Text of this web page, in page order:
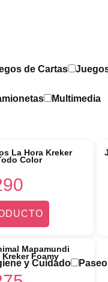
de Cartas
Multimedia
y Cuidado
La Hora Kreker
Color
Mapamundi
Kreker Foamy